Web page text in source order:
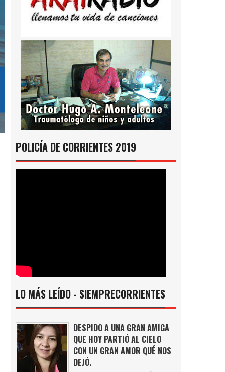
POLICÍA DE CORRIENTES 2019
LO MÁS LEÍDO - SIEMPRECORRIENTES
DESPIDO A UNA GRAN AMIGA
QUE HOY PARTIÓ AL CIELO
CON UN GRAN AMOR QUÉ NOS
DEJÓ.